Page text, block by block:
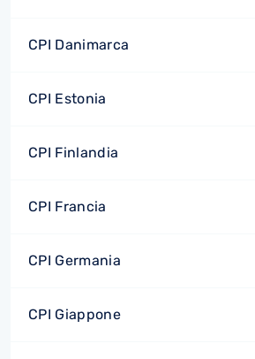
CPI Danimarca
CPI Estonia
CPI Finlandia
CPI Francia
CPI Germania
CPI Giappone